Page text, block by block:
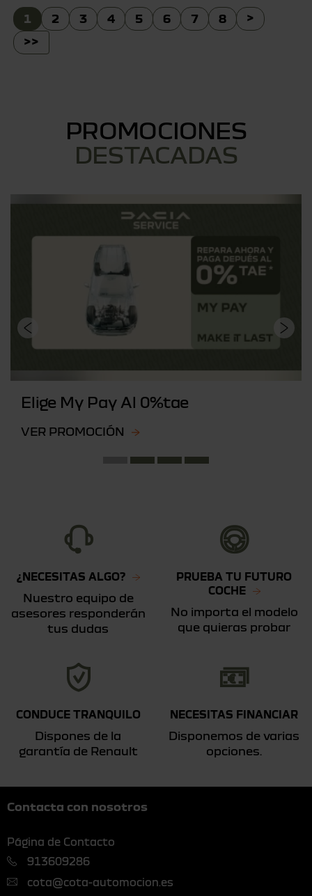
1 2 3 4 5 6 7 8
>
>>
PROMOCIONES
DESTACADAS
Elige My Pay Al 0%tae
VER PROMOCIÓN
¿NECESITAS ALGO?
Nuestro equipo de
asesores responderán
tus dudas
PRUEBA TU FUTURO
COCHE
No importa el modelo
que quieras probar
CONDUCE TRANQUILO
Dispones de la
garantía de Renault
NECESITAS FINANCIAR
Disponemos de varias
opciones.
Contacta con nosotros
Página de Contacto
913609286
cota@cota-automocion.es